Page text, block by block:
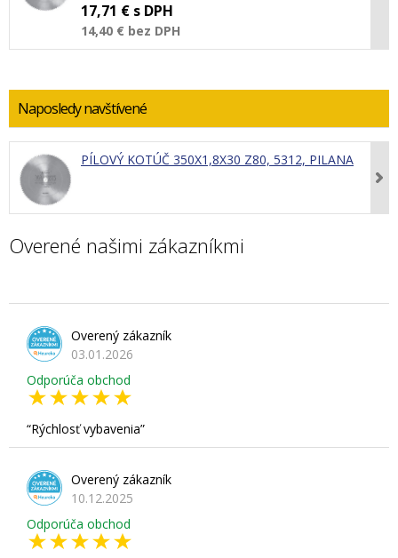
17,71 € s DPH
14,40 € bez DPH
Naposledy navštívené
PÍLOVÝ KOTÚČ 350X1,8X30 Z80, 5312, PILANA
Overené našimi zákazníkmi
Overený zákazník
03.01.2026
Odporúča obchod
Rýchlosť vybavenia
Overený zákazník
10.12.2025
Odporúča obchod